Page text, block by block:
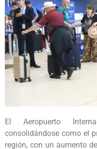
El Aeropuerto
consolidándose como el
región, con un aumento